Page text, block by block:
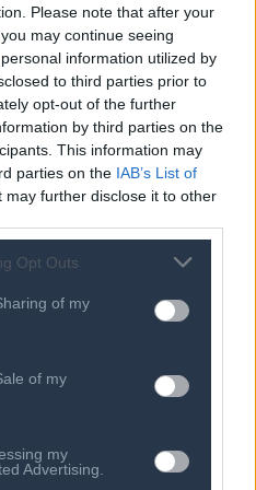
Please note that after your
may continue seeing
information utilized by
to third parties prior to
opt-out of the further
by third parties on the
This information may
parties on the IAB’s List of
may further disclose it to other
Opt Outs
of my
of my
my
Advertising.
ενώ οι περισσότεροι
Ιταλία, Γερμανία, Γαλλία,
Σερβία και Ρωσία.
από 87 χώρες είχαν τη
του 4G και 4G+ δικτύου
από περισσότερες από
υπηρεσιών 3G.
4G της Wind το διάστημα
Συγκεκριμένα, μεταξύ 1
στην περιφέρεια σημείωσε
του 1.258%.
συγκέντρωσε το Εθνικό
Δικτύου της Wind, το